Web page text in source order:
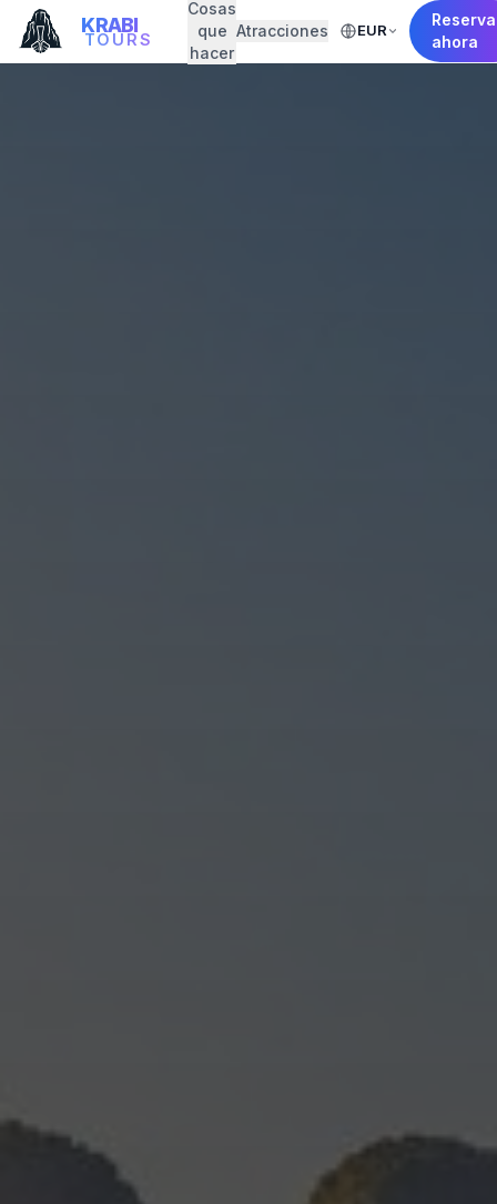
KRABI
TOURS
Cosas
que
hacer
Atracciones EUR
ahora